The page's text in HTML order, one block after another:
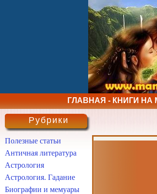
ГЛАВНАЯ - КНИГИ НА
Рубрики
Полезные статьи
Античная литература
Астрология
Астрология. Гадание
Биографии и мемуары